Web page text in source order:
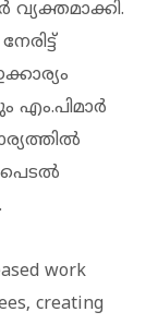
വ്യക്തമാക്കി.
എം.പിമാര്‍
work
creating